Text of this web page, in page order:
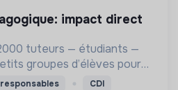
— étudiants —
groupes d’élèves pour
s’épanouir et redonner du
CDI